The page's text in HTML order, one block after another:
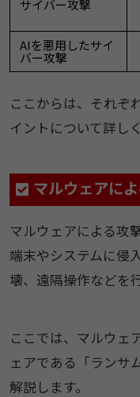
サイバー攻撃
AIを悪用したサイ
バー攻撃
ここからは、それぞ
イントについて詳し
マルウェアに
マルウェアによる攻
端末やシステムに侵
壊、遠隔操作などを
ここでは、マルウェ
ェアである「ランサ
解説します。